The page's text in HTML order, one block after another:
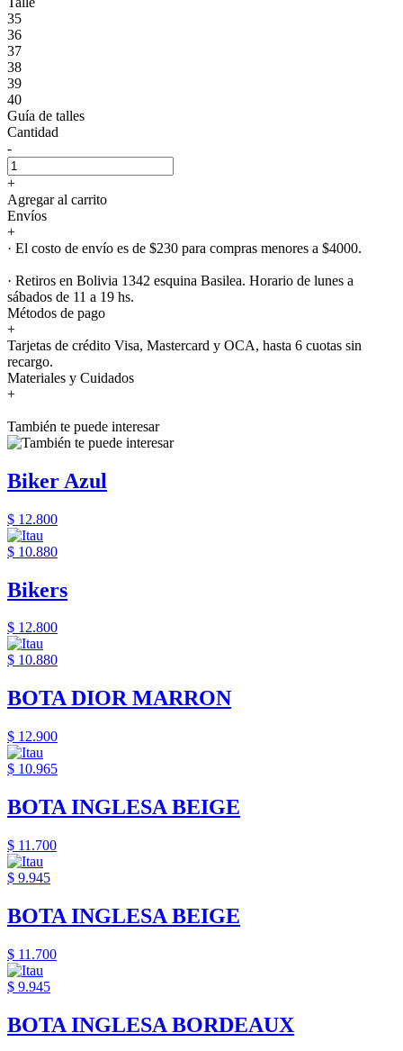
35
36
37
38
39
40
Guía de talles
Cantidad
-
+
Agregar al carrito
Envíos
+
· El costo de envío es de $230 para compras menores a $4000.
· Retiros en Bolivia 1342 esquina Basilea. Horario de lunes a
sábados de 11 a 19 hs.
Métodos de pago
+
Tarjetas de crédito Visa, Mastercard y OCA, hasta 6 cuotas sin
recargo.
Materiales y Cuidados
+
También te puede interesar
Biker Azul
$ 12.800
$ 10.880
Bikers
$ 12.800
$ 10.880
BOTA DIOR MARRON
$ 12.900
$ 10.965
BOTA INGLESA BEIGE
$ 11.700
$ 9.945
BOTA INGLESA BEIGE
$ 11.700
$ 9.945
BOTA INGLESA BORDEAUX